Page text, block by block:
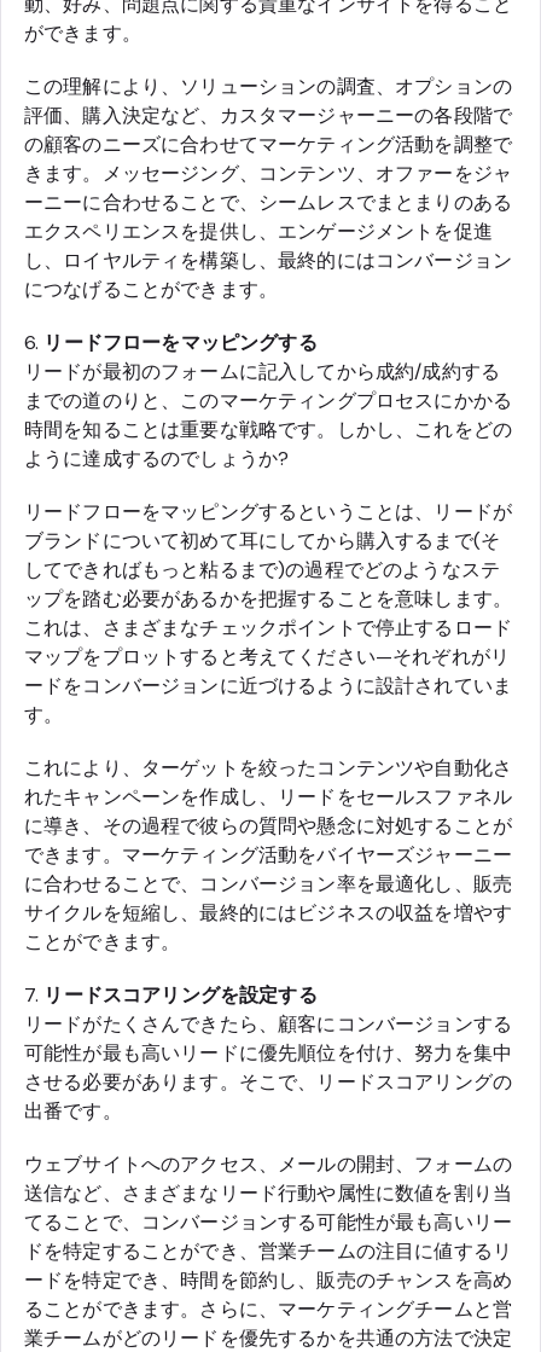
ができます。
この理解により、ソリューションの調査、オプションの
評価、購入決定など、カスタマージャーニーの各段階で
の顧客のニーズに合わせてマーケティング活動を調整で
きます。メッセージング、コンテンツ、オファーをジャ
ーニーに合わせることで、シームレスでまとまりのある
エクスペリエンスを提供し、エンゲージメントを促進
し、ロイヤルティを構築し、最終的にはコンバージョン
につなげることができます。
6. リードフローをマッピングする
リードが最初のフォームに記入してから成約/成約する
までの道のりと、このマーケティングプロセスにかかる
時間を知ることは重要な戦略です。しかし、これをどの
ように達成するのでしょうか?
リードフローをマッピングするということは、リードが
ブランドについて初めて耳にしてから購入するまで(そ
してできればもっと粘るまで)の過程でどのようなステ
ップを踏む必要があるかを把握することを意味します。
これは、さまざまなチェックポイントで停止するロード
マップをプロットすると考えてください—それぞれがリ
ードをコンバージョンに近づけるように設計されていま
す。
これにより、ターゲットを絞ったコンテンツや自動化さ
れたキャンペーンを作成し、リードをセールスファネル
に導き、その過程で彼らの質問や懸念に対処することが
できます。マーケティング活動をバイヤーズジャーニー
に合わせることで、コンバージョン率を最適化し、販売
サイクルを短縮し、最終的にはビジネスの収益を増やす
ことができます。
7. リードスコアリングを設定する
リードがたくさんできたら、顧客にコンバージョンする
可能性が最も高いリードに優先順位を付け、努力を集中
させる必要があります。そこで、リードスコアリングの
出番です。
ウェブサイトへのアクセス、メールの開封、フォームの
送信など、さまざまなリード行動や属性に数値を割り当
てることで、コンバージョンする可能性が最も高いリー
ドを特定することができ、営業チームの注目に値するリ
ードを特定でき、時間を節約し、販売のチャンスを高め
ることができます。さらに、マーケティングチームと営
業チームがどのリードを優先するかを共通の方法で決定